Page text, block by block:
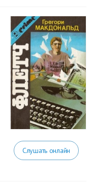
Слушать онлайн